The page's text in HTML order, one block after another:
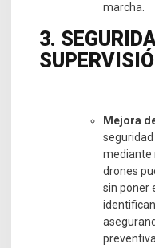
marcha.
3.
Mejora
mediante
drones
sin poner